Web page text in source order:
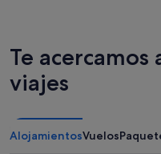
Te
viajes
AlojamientosVuelos